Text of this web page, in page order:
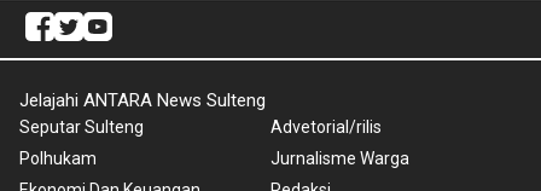
Jelajahi ANTARA News Sulteng
Seputar Sulteng
Polhukam
Advetorial/rilis
Jurnalisme Warga